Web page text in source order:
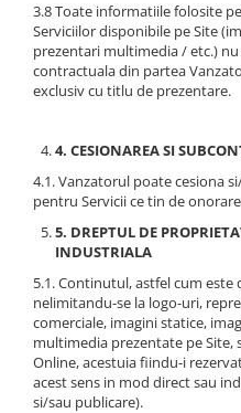
3.8 Toate informatiile folosite
Serviciilor disponibile pe Site
prezentari multimedia / etc.)
contractuala din partea
exclusiv cu titlu de prezentare.
4. CESIONAREA SI
4.1. Vanzatorul poate cesiona
pentru Servicii ce tin de
5. DREPTUL DE
INDUSTRIALA
5.1. Continutul, astfel cum
nelimitandu-se la logo-uri,
comerciale, imagini statice,
multimedia prezentate pe
Online, acestuia fiindu-i
acest sens in mod direct sau
si/sau publicare).